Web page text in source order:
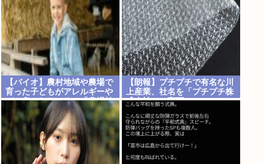
【バイオ】農村地域や農場で
育った子どもがアレルギーや
ぜん息になりにくい「農場効
果」を引き起こす細菌が判明
【朗報】プチプチで有名な川
上産業、社名を「プチプチ株
式会社」に変更www